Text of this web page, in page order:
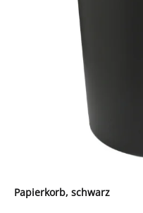
Papierkorb, schwarz